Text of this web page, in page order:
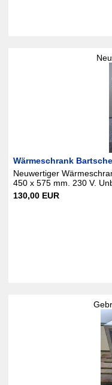
Wärmeschrank
Neuwertiger
450 x 575 mm. 230 V.
130,00 EUR